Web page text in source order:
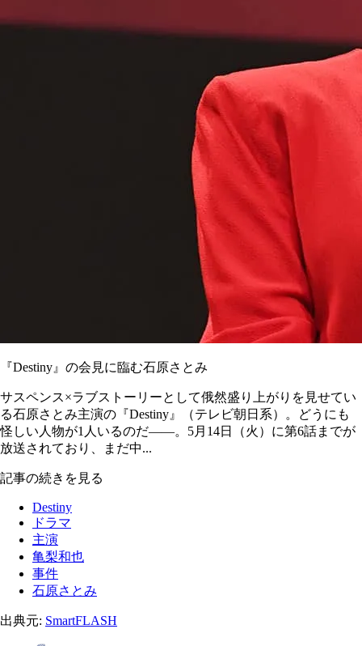
『Destiny』の会見に臨む石原さとみ
サスペンス×ラブストーリーとして俄然盛り上がりを見せてい
る石原さとみ主演の『Destiny』（テレビ朝日系）。どうにも
怪しい人物が1人いるのだ――。5月14日（火）に第6話までが
放送されており、まだ中...
記事の続きを見る
Destiny
ドラマ
主演
亀梨和也
事件
石原さとみ
出典元: SmartFLASH